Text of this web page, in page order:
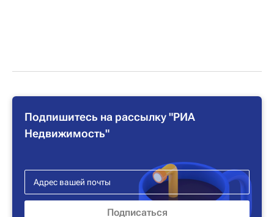
Подпишитесь на рассылку "РИА
Недвижимость"